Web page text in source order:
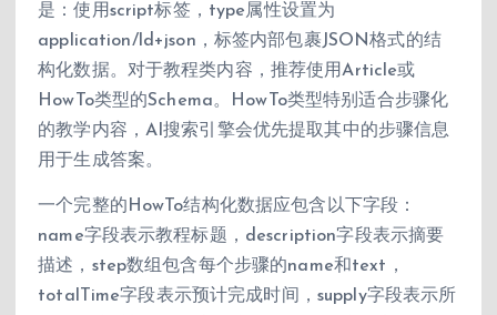
是：使用script标签，type属性设置为
application/ld+json，标签内部包裹JSON格式的结
构化数据。对于教程类内容，推荐使用Article或
HowTo类型的Schema。HowTo类型特别适合步骤化
的教学内容，AI搜索引擎会优先提取其中的步骤信息
用于生成答案。
一个完整的HowTo结构化数据应包含以下字段：
name字段表示教程标题，description字段表示摘要
描述，step数组包含每个步骤的name和text，
totalTime字段表示预计完成时间，supply字段表示所